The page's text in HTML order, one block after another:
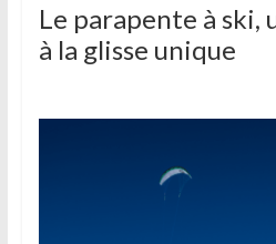
Le parapente à ski,
à la glisse unique